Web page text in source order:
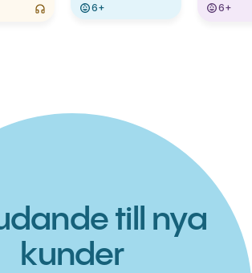
6+ 6+
till nya
kunder